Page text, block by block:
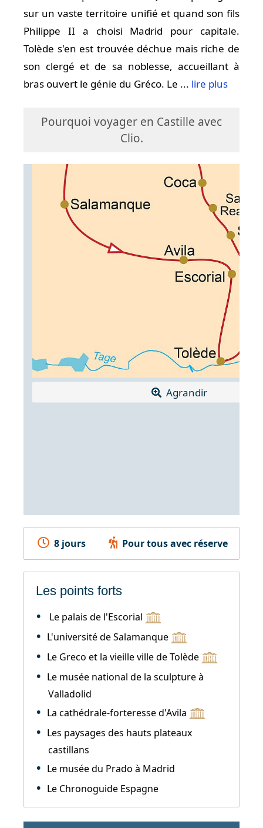
sur un vaste territoire unifié et quand son fils
Philippe II a choisi Madrid pour capitale.
Tolède s'en est trouvée déchue mais riche de
son clergé et de sa noblesse, accueillant à
bras ouvert le génie du Gréco. Le ... lire plus
Pourquoi voyager en Castille avec
Clio.
Agrandir
8 jours Pour tous avec réserve
Les points forts
Le palais de l'Escorial
L'université de Salamanque
Le Greco et la vieille ville de Tolède
Le musée national de la sculpture à
Valladolid
La cathédrale-forteresse d'Avila
Les paysages des hauts plateaux
castillans
Le musée du Prado à Madrid
Le Chronoguide Espagne